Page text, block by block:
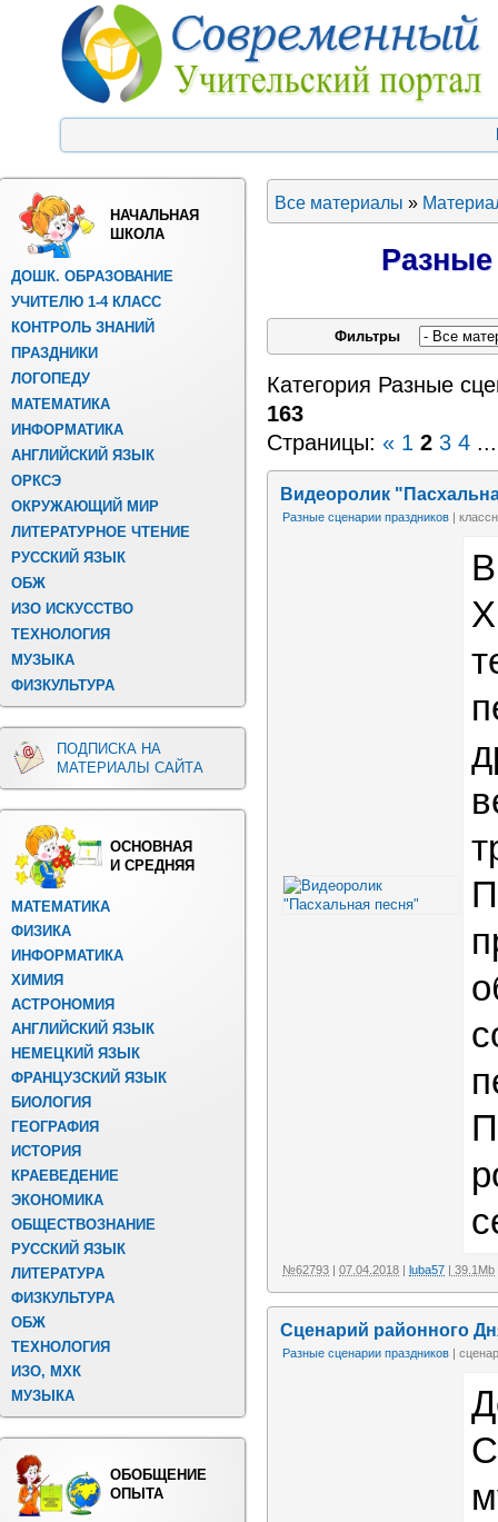
НАЧАЛЬНАЯ
ШКОЛА
ДОШК. ОБРАЗОВАНИЕ
УЧИТЕЛЮ 1-4 КЛАСС
КОНТРОЛЬ ЗНАНИЙ
ПРАЗДНИКИ
ЛОГОПЕДУ
МАТЕМАТИКА
ИНФОРМАТИКА
АНГЛИЙСКИЙ ЯЗЫК
ОРКСЭ
ОКРУЖАЮЩИЙ МИР
ЛИТЕРАТУРНОЕ ЧТЕНИЕ
РУССКИЙ ЯЗЫК
ОБЖ
ИЗО ИСКУССТВО
ТЕХНОЛОГИЯ
МУЗЫКА
ФИЗКУЛЬТУРА
ПОДПИСКА НА
МАТЕРИАЛЫ САЙТА
ОСНОВНАЯ
И СРЕДНЯЯ
МАТЕМАТИКА
ФИЗИКА
ИНФОРМАТИКА
ХИМИЯ
АСТРОНОМИЯ
АНГЛИЙСКИЙ ЯЗЫК
НЕМЕЦКИЙ ЯЗЫК
ФРАНЦУЗСКИЙ ЯЗЫК
БИОЛОГИЯ
ГЕОГРАФИЯ
ИСТОРИЯ
КРАЕВЕДЕНИЕ
ЭКОНОМИКА
ОБЩЕСТВОЗНАНИЕ
РУССКИЙ ЯЗЫК
ЛИТЕРАТУРА
ФИЗКУЛЬТУРА
ОБЖ
ТЕХНОЛОГИЯ
ИЗО, МХК
МУЗЫКА
ОБОБЩЕНИЕ
ОПЫТА
Все материалы »
Фильтры
Категория Разные
163
Страницы: « 1 2 3 4 ...
Видеоролик
Разные сценарии праздников |
№62793 | 07.04.2018 | luba57 | 39.1Mb
Сценарий районного
Разные сценарии праздников |